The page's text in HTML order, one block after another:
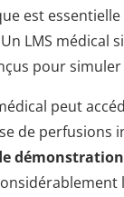
est
LMS médical
pour
peut
de perfusions